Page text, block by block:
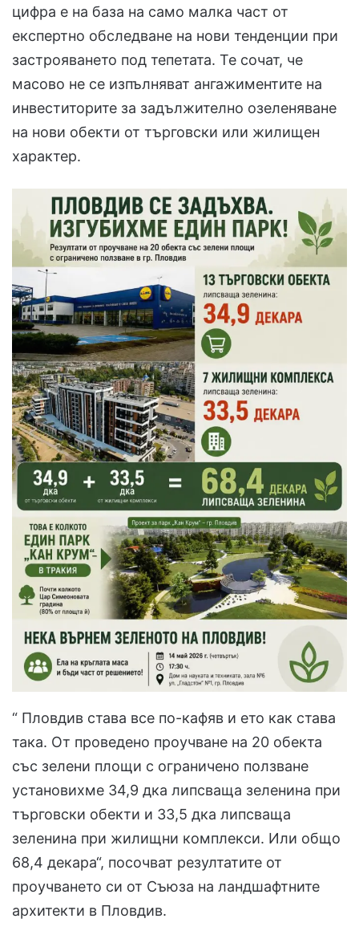
цифра е на база на само малка част от
експертно обследване на нови тенденции при
застрояването под тепетата. Те сочат, че
масово не се изпълняват ангажиментите на
инвеститорите за задължително озеленяване
на нови обекти от търговски или жилищен
характер.
“ Пловдив става все по-кафяв и ето как става
така. От проведено проучване на 20 обекта
със зелени площи с ограничено ползване
установихме 34,9 дка липсваща зеленина при
търговски обекти и 33,5 дка липсваща
зеленина при жилищни комплекси. Или общо
68,4 декара“, посочват резултатите от
проучването си от Съюза на ландшафтните
архитекти в Пловдив.